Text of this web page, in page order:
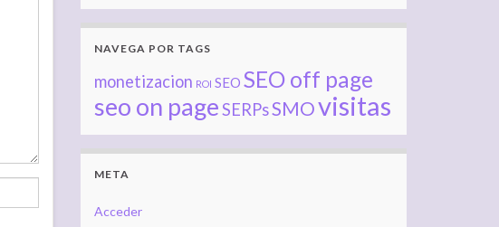
NAVEGA POR TAGS
monetizacion ROI SEO SEO off page
seo on pageSERPsSMOvisitas
META
Acceder